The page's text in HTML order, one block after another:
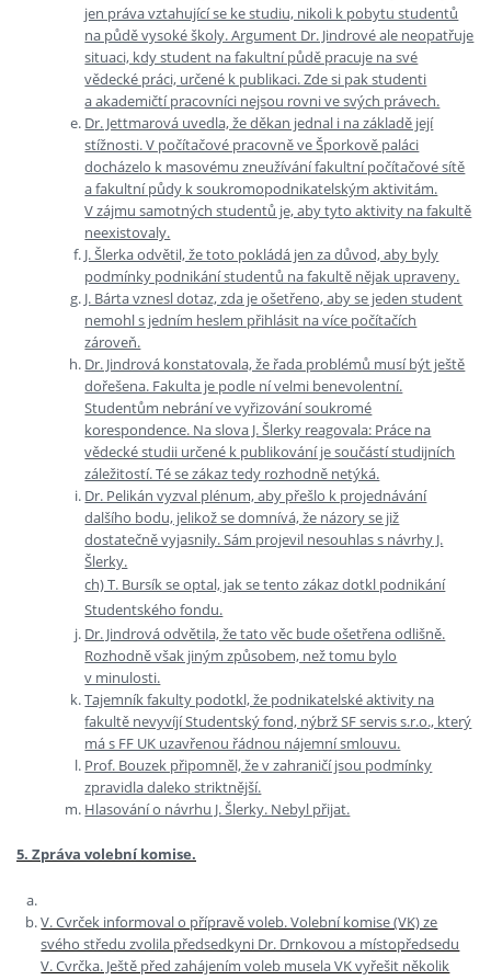
jen práva vztahující se ke studiu, nikoli k pobytu studentů
na půdě vysoké školy. Argument Dr. Jindrové ale neopatřuje
situaci, kdy student na fakultní půdě pracuje na své
vědecké práci, určené k publikaci. Zde si pak studenti
a akademičtí pracovníci nejsou rovni ve svých právech.
Dr. Jettmarová uvedla, že děkan jednal i na základě její
stížnosti. V počítačové pracovně ve Šporkově paláci
docházelo k masovému zneužívání fakultní počítačové sítě
a fakultní půdy k soukromopodnikatelským aktivitám.
V zájmu samotných studentů je, aby tyto aktivity na fakultě
neexistovaly.
J. Šlerka odvětil, že toto pokládá jen za důvod, aby byly
podmínky podnikání studentů na fakultě nějak upraveny.
J. Bárta vznesl dotaz, zda je ošetřeno, aby se jeden student
nemohl s jedním heslem přihlásit na více počítačích
zároveň.
Dr. Jindrová konstatovala, že řada problémů musí být ještě
dořešena. Fakulta je podle ní velmi benevolentní.
Studentům nebrání ve vyřizování soukromé
korespondence. Na slova J. Šlerky reagovala: Práce na
vědecké studii určené k publikování je součástí studijních
záležitostí. Té se zákaz tedy rozhodně netýká.
Dr. Pelikán vyzval plénum, aby přešlo k projednávání
dalšího bodu, jelikož se domnívá, že názory se již
dostatečně vyjasnily. Sám projevil nesouhlas s návrhy J.
Šlerky.
ch) T. Bursík se optal, jak se tento zákaz dotkl podnikání
Studentského fondu.
Dr. Jindrová odvětila, že tato věc bude ošetřena odlišně.
Rozhodně však jiným způsobem, než tomu bylo
v minulosti.
Tajemník fakulty podotkl, že podnikatelské aktivity na
fakultě nevyvíjí Studentský fond, nýbrž SF servis s.r.o., který
má s FF UK uzavřenou řádnou nájemní smlouvu.
Prof. Bouzek připomněl, že v zahraničí jsou podmínky
zpravidla daleko striktnější.
Hlasování o návrhu J. Šlerky. Nebyl přijat.
5. Zpráva volební komise.
V. Cvrček informoval o přípravě voleb. Volební komise (VK) ze
svého středu zvolila předsedkyni Dr. Drnkovou a místopředsedu
V. Cvrčka. Ještě před zahájením voleb musela VK vyřešit několik